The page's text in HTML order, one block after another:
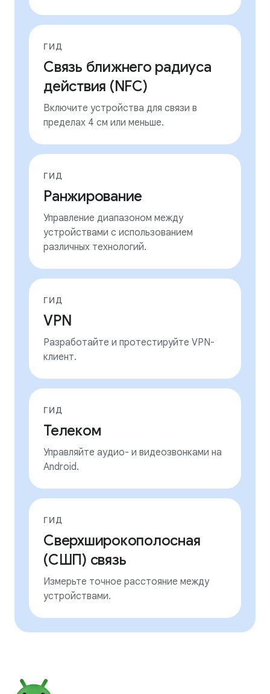
ГИД
Связь ближнего радиуса
действия (NFC)
Включите устройства для связи в
пределах 4 см или меньше.
ГИД
Ранжирование
Управление диапазоном между
устройствами с использованием
различных технологий.
ГИД
VPN
Разработайте и протестируйте VPN-
клиент.
ГИД
Телеком
Управляйте аудио- и видеозвонками на
Android.
ГИД
Сверхширокополосная
(СШП) связь
Измерьте точное расстояние между
устройствами.